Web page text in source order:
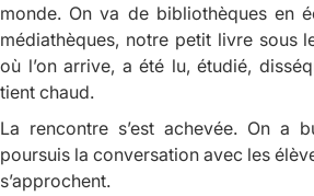
monde. On va de bibliothèques en
médiathèques, notre petit livre sous
où l’on arrive, a été lu, étudié,
tient chaud.
La rencontre s’est achevée. On a
poursuis la conversation avec les
s’approchent.